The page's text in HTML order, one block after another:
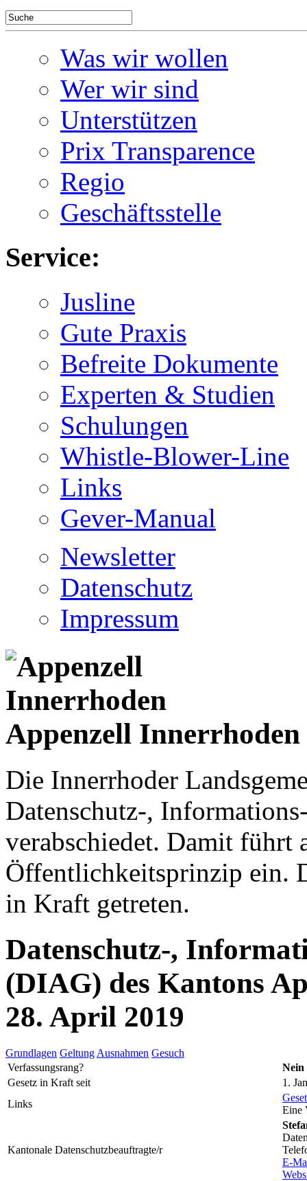
Was wir wollen
Wer wir sind
Unterstützen
Prix Transparence
Regio
Geschäftsstelle
Service:
Jusline
Gute Praxis
Befreite Dokumente
Experten & Studien
Schulungen
Whistle-Blower-Line
Links
Gever-Manual
Newsletter
Datenschutz
Impressum
Appenzell Innerrhoden
Die Innerrhoder
Datenschutz-,
verabschiedet. Damit führt
Öffentlichkeitsprinzip ein.
in Kraft getreten.
Datenschutz-,
(DIAG) des Kantons
28. April 2019
Grundlagen Geltung Ausnahmen Gesuch
Verfassungsrang?
Nein
Gesetz in Kraft seit
1.
Links
Eine
Kantonale Datenschutzbeauftragte/r
E-